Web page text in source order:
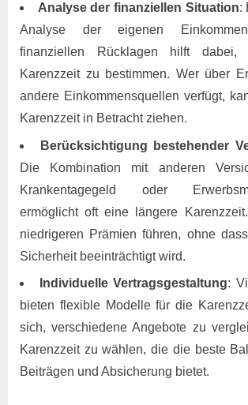
Analyse der finanziellen Situation:
Analyse der eigenen
finanziellen Rücklagen hilft dabei,
Karenzzeit zu bestimmen. Wer über
andere Einkommensquellen verfügt,
Karenzzeit in Betracht ziehen.
Berücksichtigung bestehender
Die Kombination mit anderen
Krankentagegeld oder
ermöglicht oft eine längere
niedrigeren Prämien führen, ohne
Sicherheit beeinträchtigt wird.
Individuelle Vertragsgestaltung:
bieten flexible Modelle für die
sich, verschiedene Angebote zu
Karenzzeit zu wählen, die die beste
Beiträgen und Absicherung bietet.